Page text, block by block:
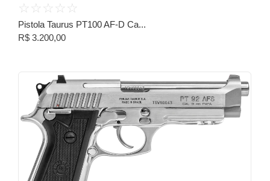
☆ ☆ ☆ ☆ ☆
Pistola Taurus PT100 AF-D Ca...
R$ 3.200,00